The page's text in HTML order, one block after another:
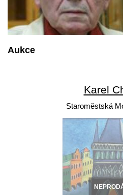
Aukce
Karel
Staroměstská